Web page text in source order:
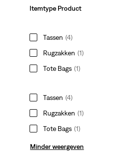
Itemtype Product
Tassen (4)
Rugzakken (1)
Tote Bags (1)
Tassen (4)
Rugzakken (1)
Tote Bags (1)
Minder weergeven